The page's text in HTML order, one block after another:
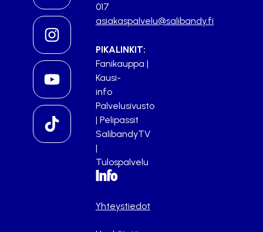
017
asiakaspalvelu@salibandy.fi
PIKALINKIT:
Fanikauppa |
Kausi-
info
Palvelusivusto
| Pelipassit
SalibandyTV
|
Tulospalvelu
Info
Yhteystiedot